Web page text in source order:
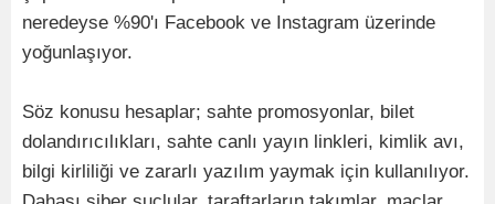
neredeyse %90'ı Facebook ve Instagram üzerinde
yoğunlaşıyor.
Söz konusu hesaplar; sahte promosyonlar, bilet
dolandırıcılıkları, sahte canlı yayın linkleri, kimlik avı,
bilgi kirliliği ve zararlı yazılım yaymak için kullanılıyor.